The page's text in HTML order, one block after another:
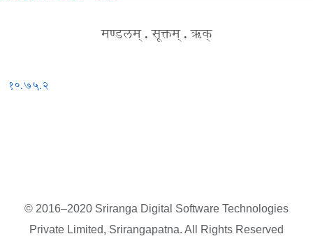
मण्डलम् . सूक्तम् . ऋक्
१०.७५.२
© 2016–2020 Sriranga Digital Software Technologies
Private Limited, Srirangapatna. All Rights Reserved